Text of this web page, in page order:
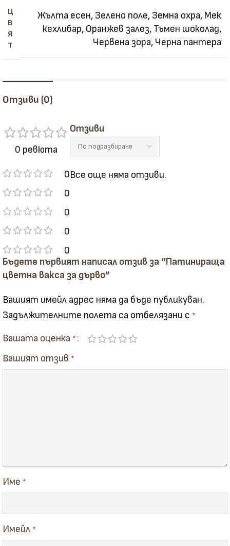
Ц
В
Я
Т
Жълта есен, Зелено поле, Земна охра, Мек
кехлибар, Оранжев залез, Тъмен шоколад,
Червена зора, Черна пантера
Отзиви (0)
0 ревюта
0
0
0
0
0
Отзиви
Все още няма отзиви.
Бъдете първият написал отзив за “Патинираща
цветна вакса за дърво”
Вашият имейл адрес няма да бъде публикуван.
Задължителните полета са отбелязани с *
Вашата оценка *
Вашият отзив *
Име *
Имейл *